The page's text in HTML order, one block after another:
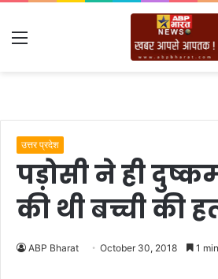
Menu
उत्तर प्रदेश
पड़ोसी ने ही
की थी बच्ची की
ABP Bharat October 30, 2018 1